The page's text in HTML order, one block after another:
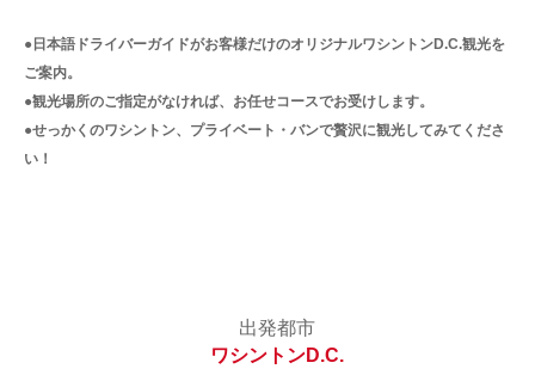
●日本語ドライバーガイドがお客様だけのオリジナルワシントンD.C.観光を
ご案内。
●観光場所のご指定がなければ、お任せコースでお受けします。
●せっかくのワシントン、プライベート・バンで贅沢に観光してみてくださ
い！
出発都市
ワシントンD.C.